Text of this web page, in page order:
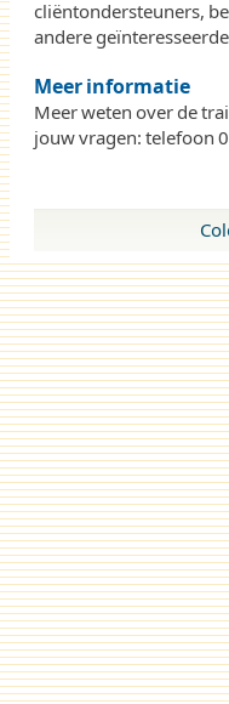
cliëntondersteuners,
andere
Meer informatie
Meer weten over de
jouw vragen: telefoon